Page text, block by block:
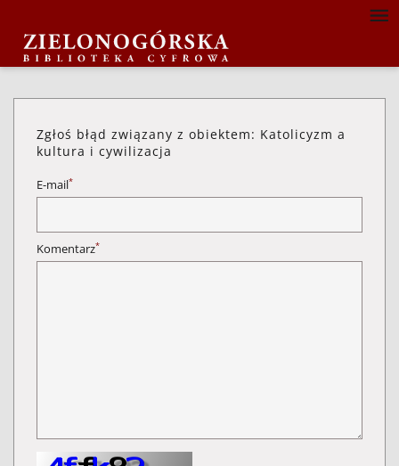
Zgłoś błąd związany z obiektem: Katolicyzm a
kultura i cywilizacja
E-mail*
Komentarz*